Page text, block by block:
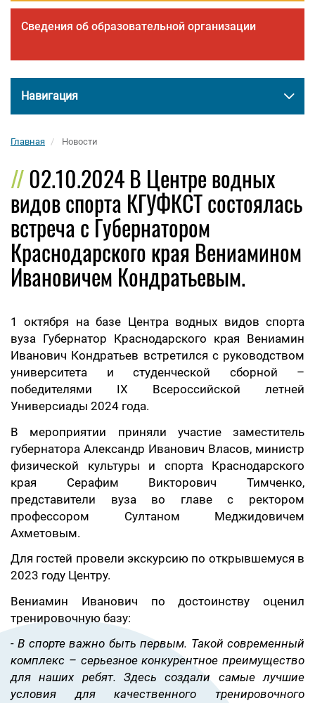
Сведения об образовательной организации
Навигация
Главная Новости
02.10.2024 В Центре водных
видов спорта КГУФКСТ состоялась
встреча с Губернатором
Краснодарского края Вениамином
Ивановичем Кондратьевым.
1 октября на базе Центра водных видов спорта
вуза Губернатор Краснодарского края Вениамин
Иванович Кондратьев встретился с руководством
университета и студенческой сборной –
победителями IX Всероссийской летней
Универсиады 2024 года.
В мероприятии приняли участие заместитель
губернатора Александр Иванович Власов, министр
физической культуры и спорта Краснодарского
края Серафим Викторович Тимченко,
представители вуза во главе с ректором
профессором Султаном Меджидовичем
Ахметовым.
Для гостей провели экскурсию по открывшемуся в
2023 году Центру.
Вениамин Иванович по достоинству оценил
тренировочную базу:
- В спорте важно быть первым. Такой современный
комплекс – серьезное конкурентное преимущество
для наших ребят. Здесь создали самые лучшие
условия для качественного тренировочного